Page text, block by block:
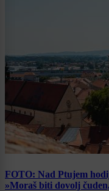
FOTO: Nad Ptujem
»Moraš biti dovolj